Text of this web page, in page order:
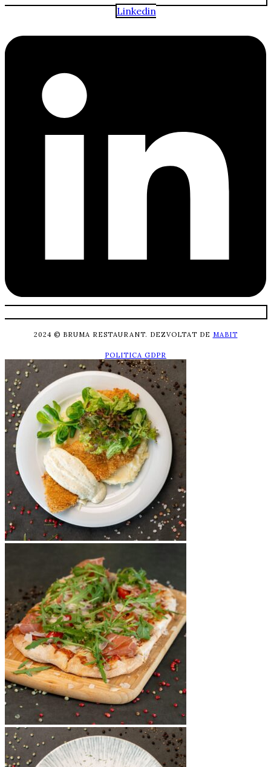
Linkedin
2024 © BRUMA RESTAURANT. DEZVOLTAT DE MABIT
POLITICA GDPR